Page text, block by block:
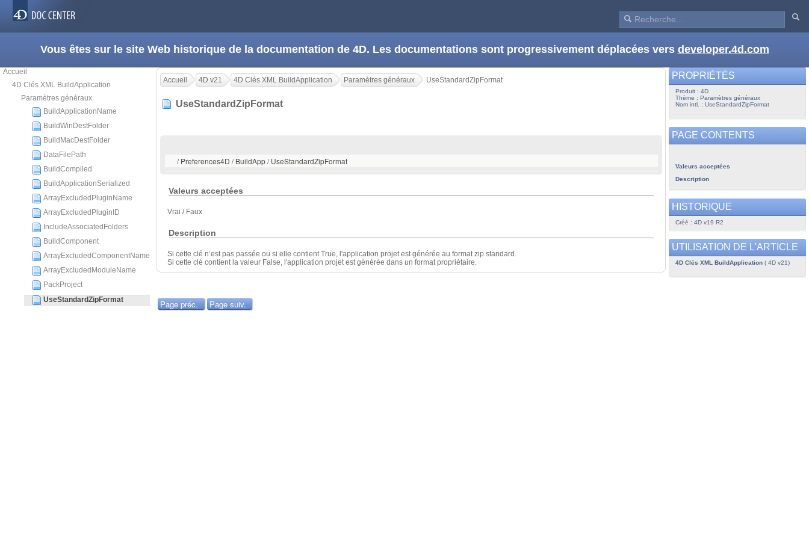
Vous êtes sur le site Web historique de la documentation de 4D. Les documentations sont progressivement déplacées vers developer.4d.com
Accueil
4D Clés XML BuildApplication
Paramètres généraux
BuildApplicationName
BuildWinDestFolder
BuildMacDestFolder
DataFilePath
BuildCompiled
BuildApplicationSerialized
ArrayExcludedPluginName
ArrayExcludedPluginID
IncludeAssociatedFolders
BuildComponent
ArrayExcludedComponentName
ArrayExcludedModuleName
PackProject
UseStandardZipFormat
Accueil 4D v21 4D Clés XML BuildApplication Paramètres généraux UseStandardZipFormat
UseStandardZipFormat
/ Preferences4D / BuildApp / UseStandardZipFormat
Valeurs acceptées
Vrai / Faux
Description
Si cette clé n’est pas passée ou si elle contient True, l'application projet est générée au format zip standard.
Si cette clé contient la valeur False, l'application projet est générée dans un format propriétaire.
Page préc. Page suiv.
PROPRIÉTÉS
Produit : 4D
Thème : Paramètres généraux
Nom intl. : UseStandardZipFormat
PAGE CONTENTS
Valeurs acceptées
Description
HISTORIQUE
Créé : 4D v19 R2
UTILISATION DE L'ARTICLE
4D Clés XML BuildApplication( 4D v21)